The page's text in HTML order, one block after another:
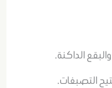
الداكنة.
التصبغات.